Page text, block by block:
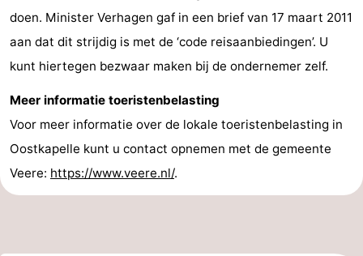
Oosterschelde
Burgh
Haamstede
-
Natuur
Kop
Schouwen
Walcheren
-
Natuur
-
doen. Minister Verhagen gaf in een brief van 17 maart 2011
aan dat dit strijdig is met de ‘code reisaanbiedingen’. U
kunt hiertegen bezwaar maken bij de ondernemer zelf.
Meer informatie toeristenbelasting
Voor meer informatie over de lokale toeristenbelasting in
Oostkapelle kunt u contact opnemen met de gemeente
Veere: https://www.veere.nl/.